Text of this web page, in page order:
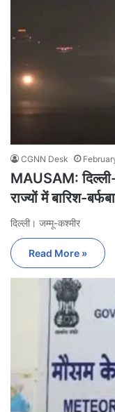
CGNN Desk
MAUSAM:
राज्यों में बारिश-
दिल्ली। जम्मू-कश्मीर
Read More »